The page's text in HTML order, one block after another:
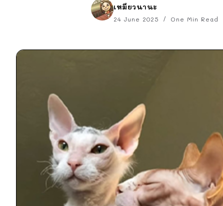
เหมียวนานะ
24 June 2025 One Min Read